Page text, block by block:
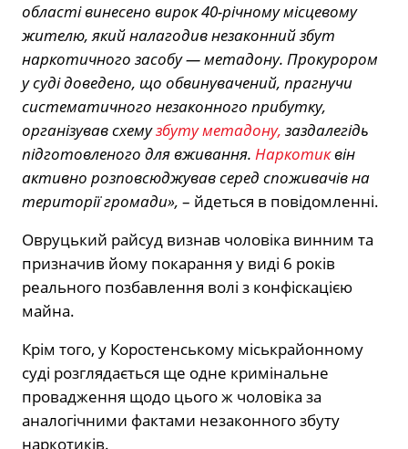
області винесено вирок 40-річному місцевому
жителю, який налагодив незаконний збут
наркотичного засобу — метадону. Прокурором
у суді доведено, що обвинувачений, прагнучи
систематичного незаконного прибутку,
організував схемузбуту метадону, заздалегідь
підготовленого для вживання. Наркотиквін
активно розповсюджував серед споживачів на
території громади», – йдеться в повідомленні.
Овруцький райсуд визнав чоловіка винним та
призначив йому покарання у виді 6 років
реального позбавлення волі з конфіскацією
майна.
Крім того, у Коростенському міськрайонному
суді розглядається ще одне кримінальне
провадження щодо цього ж чоловіка за
аналогічними фактами незаконного збуту
наркотиків.